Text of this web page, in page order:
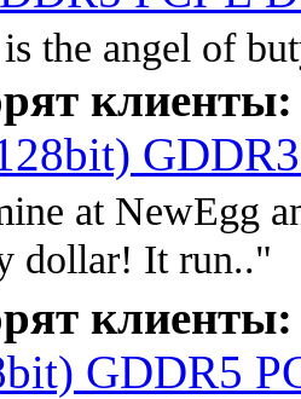
the angel of
клиенты:
at NewEgg
dollar! It run.."
клиенты:
GDDR5